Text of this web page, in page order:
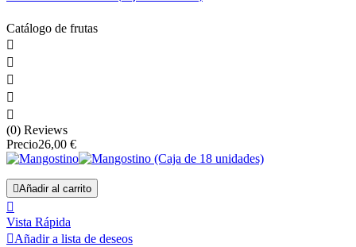
Catálogo de frutas





(0) Reviews
Precio26,00 €
Añadir al carrito

Vista Rápida
Añadir a lista de deseos